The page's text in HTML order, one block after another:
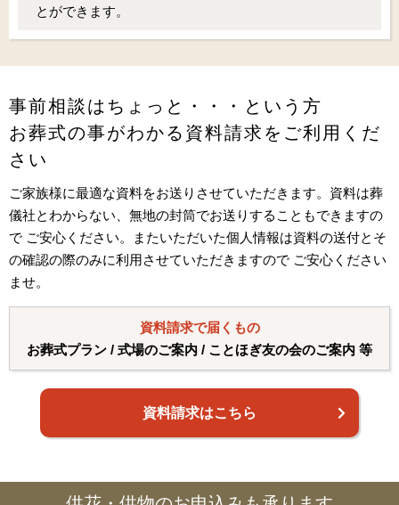
とができます。
事前相談はちょっと・・・という方
お葬式の事がわかる資料請求をご利用くだ
さい
ご家族様に最適な資料をお送りさせていただきます。資料は葬
儀社とわからない、無地の封筒でお送りすることもできますの
で ご安心ください。またいただいた個人情報は資料の送付とそ
の確認の際のみに利用させていただきますので ご安心ください
ませ。
資料請求で届くもの
お葬式プラン / 式場のご案内 / ことほぎ友の会のご案内 等
資料請求はこちら